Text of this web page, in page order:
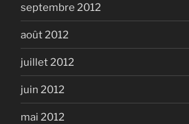
septembre 2012
août 2012
juillet 2012
juin 2012
mai 2012